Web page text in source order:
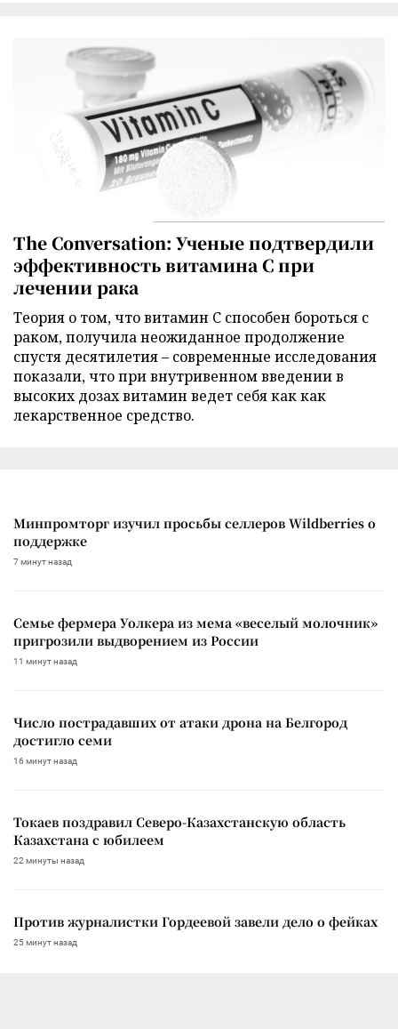
The Conversation: Ученые подтвердили
эффективность витамина C при
лечении рака
Теория о том, что витамин C способен бороться с
раком, получила неожиданное продолжение
спустя десятилетия – современные исследования
показали, что при внутривенном введении в
высоких дозах витамин ведет себя как как
лекарственное средство.
Минпромторг изучил просьбы селлеров Wildberries о
поддержке
7 минут назад
Семье фермера Уолкера из мема «веселый молочник»
пригрозили выдворением из России
11 минут назад
Число пострадавших от атаки дрона на Белгород
достигло семи
16 минут назад
Токаев поздравил Северо-Казахстанскую область
Казахстана с юбилеем
22 минуты назад
Против журналистки Гордеевой завели дело о фейках
25 минут назад